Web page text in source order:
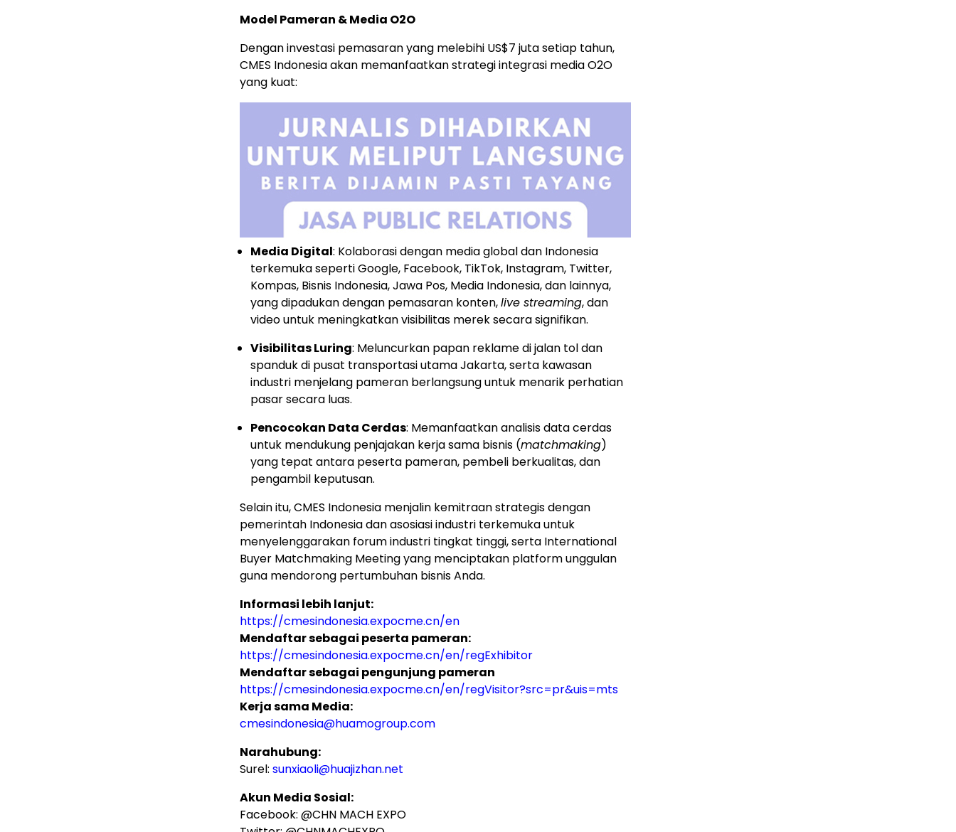
Model Pameran & Media O2O
Dengan investasi pemasaran yang melebihi US$7 juta setiap tahun,
CMES Indonesia akan memanfaatkan strategi integrasi media O2O
yang kuat:
Media Digital: Kolaborasi dengan media global dan Indonesia
terkemuka seperti Google, Facebook, TikTok, Instagram, Twitter,
Kompas, Bisnis Indonesia, Jawa Pos, Media Indonesia, dan lainnya,
yang dipadukan dengan pemasaran konten,live streaming, dan
video untuk meningkatkan visibilitas merek secara signifikan.
Visibilitas Luring: Meluncurkan papan reklame di jalan tol dan
spanduk di pusat transportasi utama Jakarta, serta kawasan
industri menjelang pameran berlangsung untuk menarik perhatian
pasar secara luas.
Pencocokan Data Cerdas: Memanfaatkan analisis data cerdas
untuk mendukung penjajakan kerja sama bisnis (matchmaking)
yang tepat antara peserta pameran, pembeli berkualitas, dan
pengambil keputusan.
Selain itu, CMES Indonesia menjalin kemitraan strategis dengan
pemerintah Indonesia dan asosiasi industri terkemuka untuk
menyelenggarakan forum industri tingkat tinggi, serta International
Buyer Matchmaking Meeting yang menciptakan platform unggulan
guna mendorong pertumbuhan bisnis Anda.
Informasi lebih lanjut:
https://cmesindonesia.expocme.cn/en
Mendaftar sebagai peserta pameran:
https://cmesindonesia.expocme.cn/en/regExhibitor
Mendaftar sebagai pengunjung pameran
https://cmesindonesia.expocme.cn/en/regVisitor?src=pr&uis=mts
Kerja sama Media:
cmesindonesia@huamogroup.com
Narahubung:
Surel: sunxiaoli@huajizhan.net
Akun Media Sosial:
Facebook: @CHN MACH EXPO